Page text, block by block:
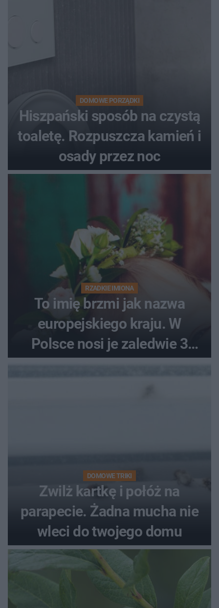
DOMOWE PORZĄDKI
Hiszpański sposób na czystą
toaletę. Rozpuszcza kamień i
osady przez noc
RZADKIE IMIONA
To imię brzmi jak nazwa
europejskiego kraju. W
Polsce nosi je zaledwie 3
kobiety
DOMOWE TRIKI
Zwilż kartkę i połóż na
parapecie. Żadna mucha nie
wleci do twojego domu